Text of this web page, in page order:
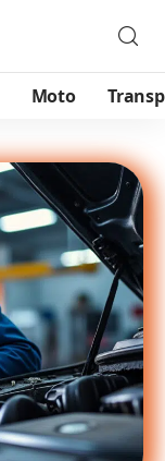
Moto